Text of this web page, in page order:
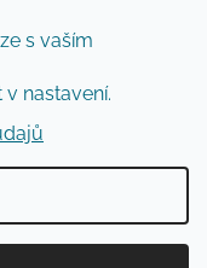
s vaším
nastavení.